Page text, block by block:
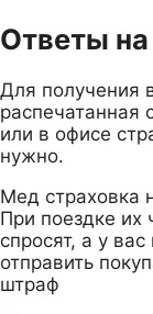
Ответы
Для получения
распечатанная
или в офисе
нужно.
Мед страховка
При поездке их
спросят, а у
отправить
штраф